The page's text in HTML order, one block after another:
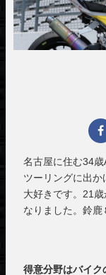
名古屋に住む34
ツーリングに出
大好きです。21
なりました。鈴鹿
得意分野はバイク